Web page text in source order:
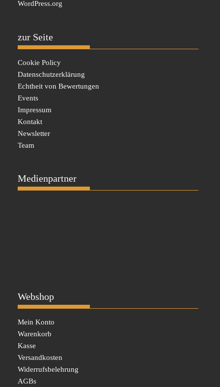
WordPress.org
zur Seite
Cookie Policy
Datenschutzerklärung
Echtheit von Bewertungen
Events
Impressum
Kontakt
Newsletter
Team
Medienpartner
Webshop
Mein Konto
Warenkorb
Kasse
Versandkosten
Widerrufsbelehrung
AGBs